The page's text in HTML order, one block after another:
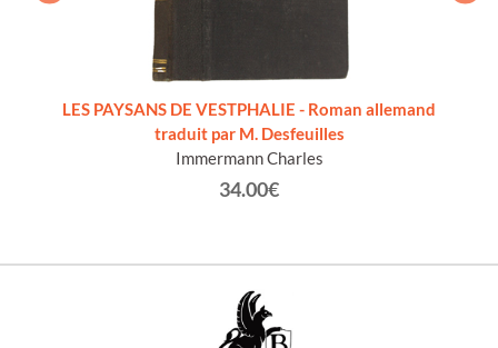
LES PAYSANS DE VESTPHALIE - Roman allemand
traduit par M. Desfeuilles
Immermann Charles
34.00€